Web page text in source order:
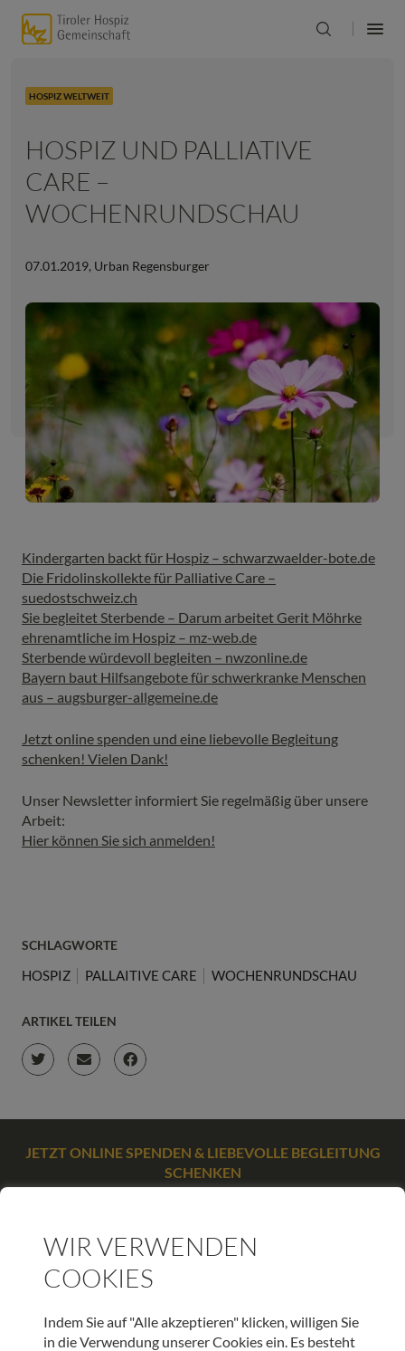
HOSPIZ WELTWEIT
HOSPIZ UND PALLIATIVE
CARE –
WOCHENRUNDSCHAU
07.01.2019, Urban Regensburger
Kindergarten backt für Hospiz – schwarzwaelder-bote.de
Die Fridolinskollekte für Palliative Care –
suedostschweiz.ch
Sie begleitet Sterbende – Darum arbeitet Gerit Möhrke
ehrenamtliche im Hospiz – mz-web.de
Sterbende würdevoll begleiten – nwzonline.de
Bayern baut Hilfsangebote für schwerkranke Menschen
aus – augsburger-allgemeine.de
Jetzt online spenden und eine liebevolle Begleitung
schenken! Vielen Dank!
Unser Newsletter informiert Sie regelmäßig über unsere
Arbeit:
Hier können Sie sich anmelden!
SCHLAGWORTE
HOSPIZ PALLAITIVE CARE WOCHENRUNDSCHAU
ARTIKEL TEILEN
JETZT ONLINE SPENDEN & LIEBEVOLLE BEGLEITUNG
SCHENKEN
WIR VERWENDEN
COOKIES
Indem Sie auf "Alle akzeptieren" klicken, willigen Sie
in die Verwendung unserer Cookies ein. Es besteht